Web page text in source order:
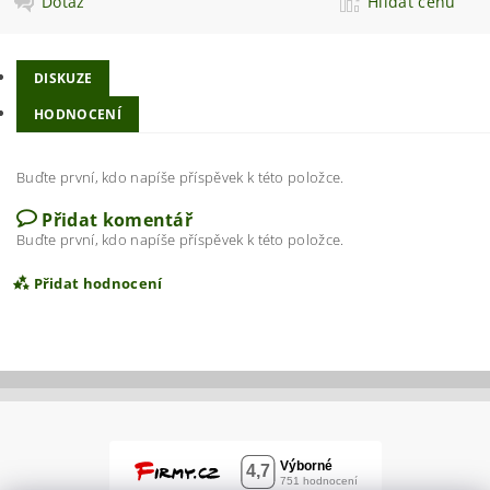
DISKUZE
HODNOCENÍ
Buďte první, kdo napíše příspěvek k této položce.
Přidat komentář
Buďte první, kdo napíše příspěvek k této položce.
Přidat hodnocení